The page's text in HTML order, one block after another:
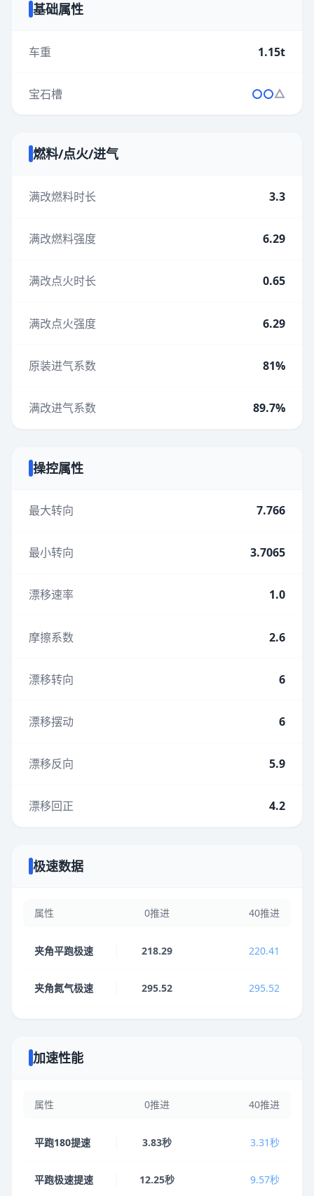
基础属性
车重 1.15t
宝石槽
燃料/点火/进气
满改燃料时长 3.3
满改燃料强度 6.29
满改点火时长 0.65
满改点火强度 6.29
原装进气系数 81%
满改进气系数 89.7%
操控属性
最大转向 7.766
最小转向 3.7065
漂移速率 1.0
摩擦系数 2.6
漂移转向 6
漂移摆动 6
漂移反向 5.9
漂移回正 4.2
极速数据
属性 0推进 40推进
夹角平跑极速 218.29 220.41
夹角氮气极速 295.52 295.52
加速性能
属性 0推进 40推进
平跑180提速 3.83秒 3.31秒
平跑极速提速 12.25秒 9.57秒